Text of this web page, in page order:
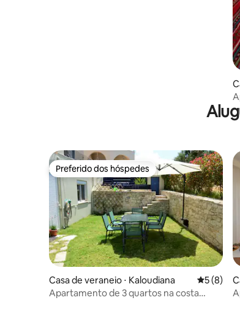
Preferido dos hóspedes
Preferido dos hóspedes
Casa de veraneio ⋅ Kaloudiana 5 de uma
5 (8)
Apartamento de 3 quartos na costa